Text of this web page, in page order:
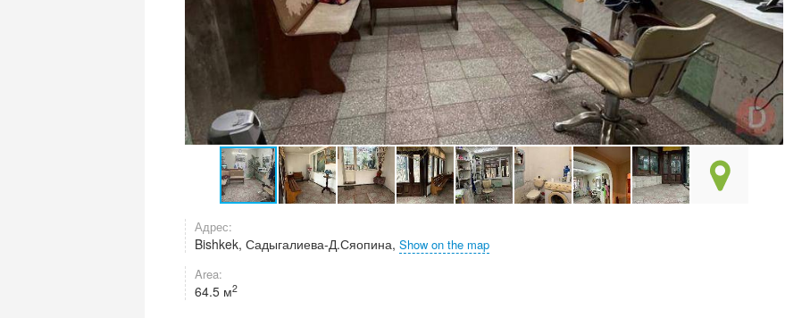
Адрес:
Bishkek, Садыгалиева-Д.Сяопина, Show on the map
Area:
64.5 м2